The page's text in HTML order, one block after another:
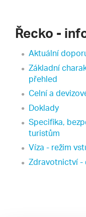
Řecko -
Aktuální
Základní
přehled
Celní a
Doklady
Specifika,
turistům
Víza - režim
Zdravotnictví -